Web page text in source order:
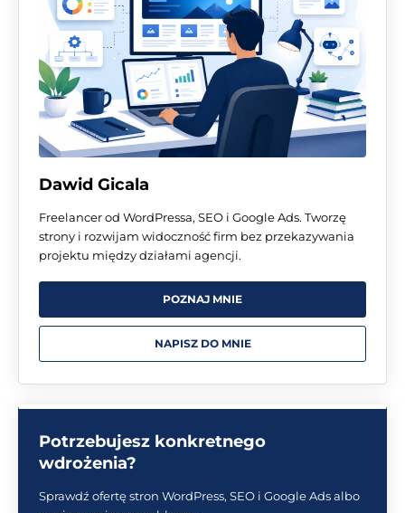
Dawid Gicala
Freelancer od WordPressa, SEO i Google Ads. Tworzę
strony i rozwijam widoczność firm bez przekazywania
projektu między działami agencji.
POZNAJ MNIE
NAPISZ DO MNIE
Potrzebujesz konkretnego
wdrożenia?
Sprawdź ofertę stron WordPress, SEO i Google Ads albo